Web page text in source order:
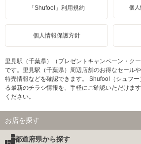
「Shufoo!」利用規約 個人
個人情報保護方針
里見駅（千葉県）（プレゼントキャンペーン・ク
です。里見駅（千葉県）周辺店舗のお得なセール
特売情報などを確認できます。 Shufoo!（シュフー
る最新のチラシ情報を、手軽にご確認いただけま
ください。
お店を探す
都道府県から探す